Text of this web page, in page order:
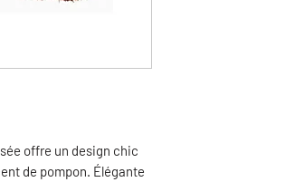
offre un design chic
de pompon. Élégante